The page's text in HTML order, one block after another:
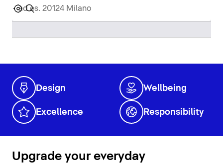
Design Wellbeing
Excellence Responsibility
Upgrade your everyday